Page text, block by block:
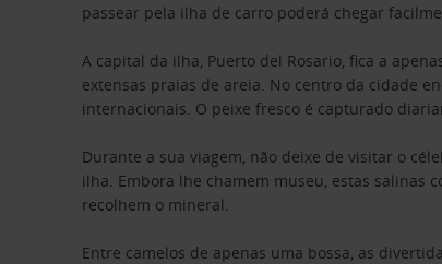
passear pela ilha de carro poderá chegar
A capital da ilha, Puerto del Rosario, fica a
extensas praias de areia. No centro da cidade
internacionais. O peixe fresco é capturado
Durante a sua viagem, não deixe de visitar o
ilha. Embora lhe chamem museu, estas salinas
recolhem o mineral.
Entre camelos de apenas uma bossa, as